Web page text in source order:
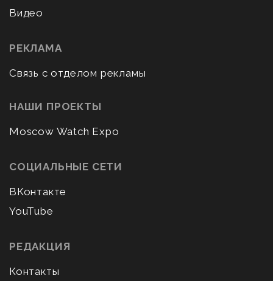
Видео
РЕКЛАМА
Связь с отделом рекламы
НАШИ ПРОЕКТЫ
Moscow Watch Expo
СОЦИАЛЬНЫЕ СЕТИ
ВКонтакте
YouTube
РЕДАКЦИЯ
Контакты